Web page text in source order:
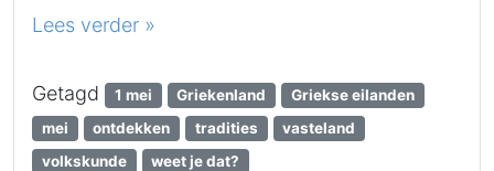
Lees verder »
Getagd 1 mei Griekenland
Griekse eilanden
mei
ontdekken tradities
vasteland
volkskunde
weet je dat?